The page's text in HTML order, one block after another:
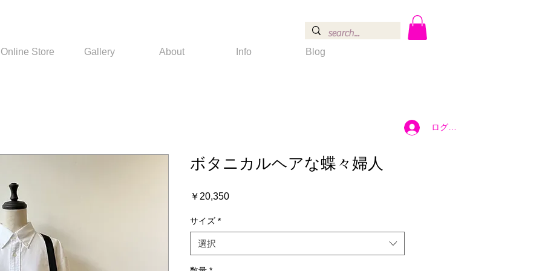
Online Store Gallery About Info Blog
ログイン
ボタニカルヘアな蝶々婦人
￥20,350価
サイズ *
選択